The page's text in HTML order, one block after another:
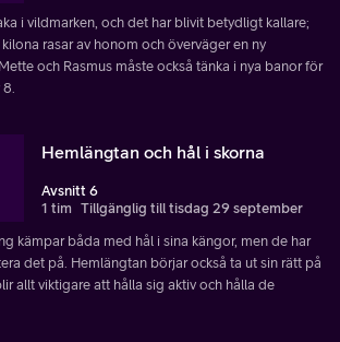
i vildmarken, och det har blivit betydligt kallare;
rasar av honom och överväger en ny
och Rasmus måste också tänka i nya banor för
8.
Hemlängtan och hål i skorna
Avsnitt 6
1 tim Tillgänglig till tisdag 29 september
kämpar båda med hål i sina kängor, men de har
det på. Hemlängtan börjar också ta ut sin rätt på
allt viktigare att hålla sig aktiv och hålla de